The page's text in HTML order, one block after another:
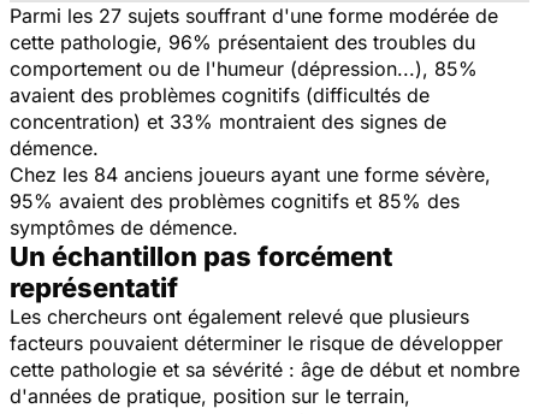
Parmi les 27 sujets souffrant d'une forme modérée de
cette pathologie, 96% présentaient des troubles du
comportement ou de l'humeur (dépression...), 85%
avaient des problèmes cognitifs (difficultés de
concentration) et 33% montraient des signes de
démence.
Chez les 84 anciens joueurs ayant une forme sévère,
95% avaient des problèmes cognitifs et 85% des
symptômes de démence.
Un échantillon pas forcément
représentatif
Les chercheurs ont également relevé que plusieurs
facteurs pouvaient déterminer le risque de développer
cette pathologie et sa sévérité : âge de début et nombre
d'années de pratique, position sur le terrain,